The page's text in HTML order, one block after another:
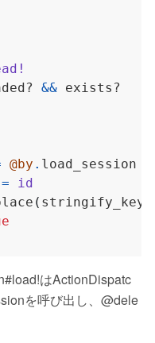
&&
@by . load_session
=
id
( stringify_keys
はActionDispatc
を呼び出し、@dele